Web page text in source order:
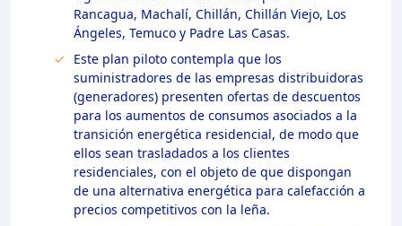
Rancagua, Machalí, Chillán, Chillán Viejo, Los
Ángeles, Temuco y Padre Las Casas.
Este plan piloto contempla que los
suministradores de las empresas distribuidoras
(generadores) presenten ofertas de descuentos
para los aumentos de consumos asociados a la
transición energética residencial, de modo que
ellos sean trasladados a los clientes
residenciales, con el objeto de que dispongan
de una alternativa energética para calefacción a
precios competitivos con la leña.